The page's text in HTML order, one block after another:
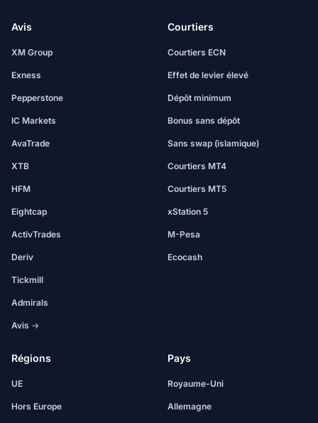
Avis
XM Group
Exness
Pepperstone
IC Markets
AvaTrade
XTB
HFM
Eightcap
ActivTrades
Deriv
Tickmill
Admirals
Avis →
Courtiers
Courtiers ECN
Effet de levier élevé
Dépôt minimum
Bonus sans dépôt
Sans swap (islamique)
Courtiers MT4
Courtiers MT5
xStation 5
M-Pesa
Ecocash
Régions
UE
Hors Europe
Pays
Royaume-Uni
Allemagne